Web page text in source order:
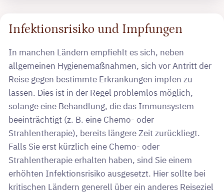
Infektionsrisiko und Impfungen
In manchen Ländern empfiehlt es sich, neben
allgemeinen Hygienemaßnahmen, sich vor Antritt der
Reise gegen bestimmte Erkrankungen impfen zu
lassen. Dies ist in der Regel problemlos möglich,
solange eine Behandlung, die das Immunsystem
beeinträchtigt (z. B. eine Chemo- oder
Strahlentherapie), bereits längere Zeit zurückliegt.
Falls Sie erst kürzlich eine Chemo- oder
Strahlentherapie erhalten haben, sind Sie einem
erhöhten Infektionsrisiko ausgesetzt. Hier sollte bei
kritischen Ländern generell über ein anderes Reiseziel